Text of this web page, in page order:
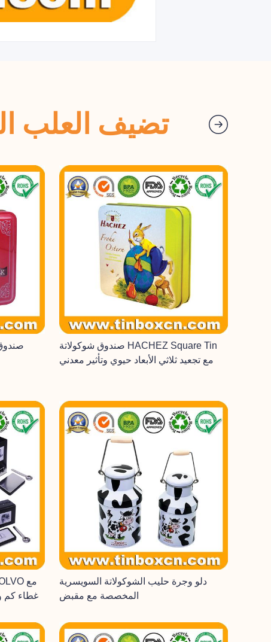
تضيف العلب
صندوق شوكولاتة HACHEZ Square Tin
مع تجعيد ثلاثي الأبعاد حيوي وتأثير معدني
غطاء كم
دلو وجرة حليب الشوكولاتة السويسرية
المخصصة مع مقبض